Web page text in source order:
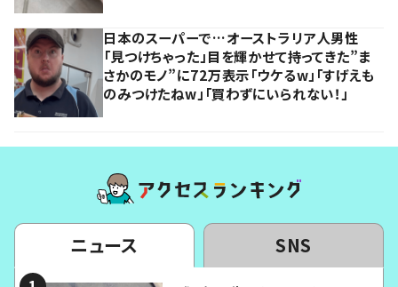
日本のスーパーで…オーストラリア人男性
「見つけちゃった」目を輝かせて持ってきた”ま
さかのモノ”に72万表示「ウケるw」「すげえも
のみつけたねw」「買わずにいられない！」
ニュース SNS